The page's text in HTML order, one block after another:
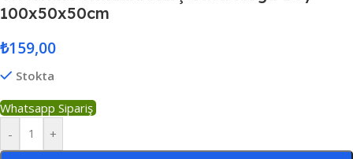
100x50x50cm
₺159,00
Stokta
Whatsapp Sipariş
-
+